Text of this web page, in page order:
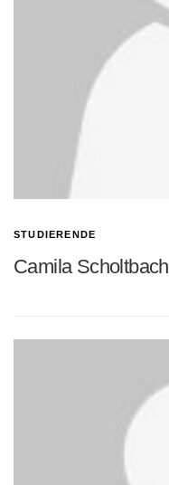
STUDIERENDE
Camila Scholtbach